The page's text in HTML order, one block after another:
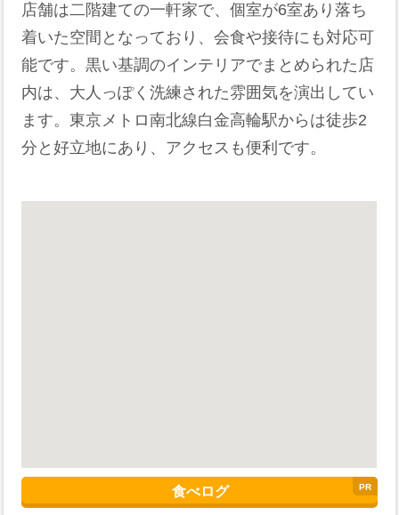
店舗は二階建ての一軒家で、個室が6室あり落ち
着いた空間となっており、会食や接待にも対応可
能です。黒い基調のインテリアでまとめられた店
内は、大人っぽく洗練された雰囲気を演出してい
ます。東京メトロ南北線白金高輪駅からは徒歩2
分と好立地にあり、アクセスも便利です。
食べログ